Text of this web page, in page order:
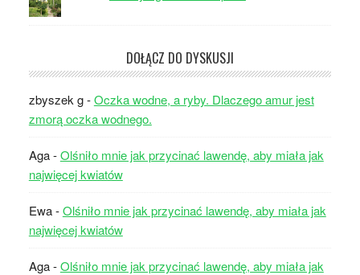
DOŁĄCZ DO DYSKUSJI
zbyszek g-Oczka wodne, a ryby. Dlaczego amur jest
zmorą oczka wodnego.
Aga-Olśniło mnie jak przycinać lawendę, aby miała jak
najwięcej kwiatów
Ewa-Olśniło mnie jak przycinać lawendę, aby miała jak
najwięcej kwiatów
Aga-Olśniło mnie jak przycinać lawendę, aby miała jak